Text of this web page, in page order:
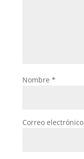
Nombre *
Correo electrónico